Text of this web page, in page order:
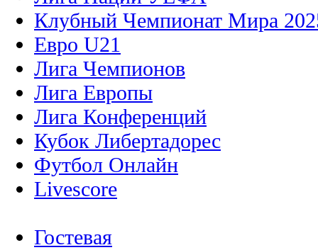
Клубный Чемпионат Мира
Евро U21
Лига Чемпионов
Лига Европы
Лига Конференций
Кубок Либертадорес
Футбол Онлайн
Livescore
Гостевая